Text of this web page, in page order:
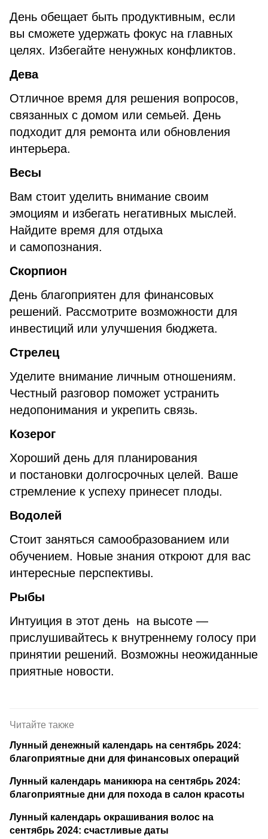
День обещает быть продуктивным, если
вы сможете удержать фокус на главных
целях. Избегайте ненужных конфликтов.
Дева
Отличное время для решения вопросов,
связанных с домом или семьей. День
подходит для ремонта или обновления
интерьера.
Весы
Вам стоит уделить внимание своим
эмоциям и избегать негативных мыслей.
Найдите время для отдыха
и самопознания.
Скорпион
День благоприятен для финансовых
решений. Рассмотрите возможности для
инвестиций или улучшения бюджета.
Стрелец
Уделите внимание личным отношениям.
Честный разговор поможет устранить
недопонимания и укрепить связь.
Козерог
Хороший день для планирования
и постановки долгосрочных целей. Ваше
стремление к успеху принесет плоды.
Водолей
Стоит заняться самообразованием или
обучением. Новые знания откроют для вас
интересные перспективы.
Рыбы
Интуиция в этот день на высоте —
прислушивайтесь к внутреннему голосу при
принятии решений. Возможны неожиданные
приятные новости.
Читайте также
Лунный денежный календарь на сентябрь 2024:
благоприятные дни для финансовых операций
Лунный календарь маникюра на сентябрь 2024:
благоприятные дни для похода в салон красоты
Лунный календарь окрашивания волос на
сентябрь 2024: счастливые даты